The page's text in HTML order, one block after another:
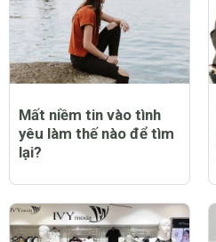
CHỦ ĐỀ NỔI BẬT
Mất niềm tin vào tình